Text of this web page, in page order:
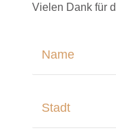
Vielen Dank für